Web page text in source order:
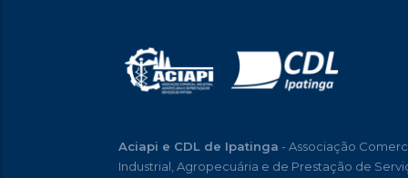
Aciapi e CDL de Ipatinga - Associação
Industrial, Agropecuária e de Prestação de